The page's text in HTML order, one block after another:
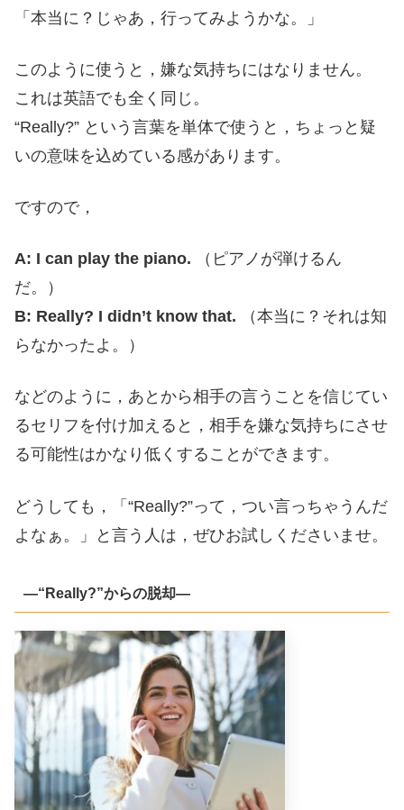
「本当に？じゃあ，行ってみようかな。」
このように使うと，嫌な気持ちにはなりません。
これは英語でも全く同じ。
“Really?” という言葉を単体で使うと，ちょっと疑
いの意味を込めている感があります。
ですので，
A: I can play the piano. （ピアノが弾けるん
だ。）
B: Really? I didn’t know that. （本当に？それは知
らなかったよ。）
などのように，あとから相手の言うことを信じてい
るセリフを付け加えると，相手を嫌な気持ちにさせ
る可能性はかなり低くすることができます。
どうしても，「“Really?”って，つい言っちゃうんだ
よなぁ。」と言う人は，ぜひお試しくださいませ。
―“Really?”からの脱却―